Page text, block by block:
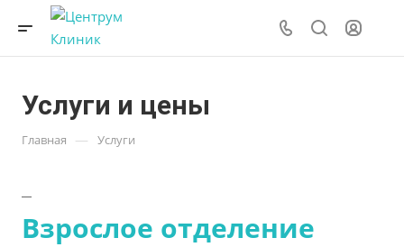
Услуги и цены
Главная — Услуги
Взрослое отделение